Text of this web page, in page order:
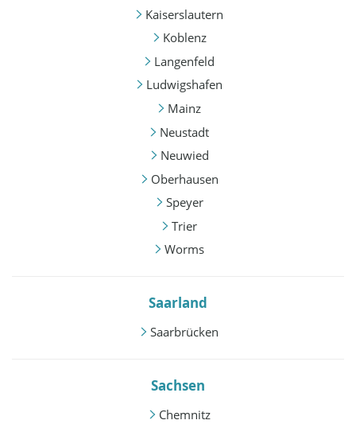
Kaiserslautern
Koblenz
Langenfeld
Ludwigshafen
Mainz
Neustadt
Neuwied
Oberhausen
Speyer
Trier
Worms
Saarland
Saarbrücken
Sachsen
Chemnitz